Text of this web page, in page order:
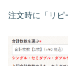
注文時に「リピ